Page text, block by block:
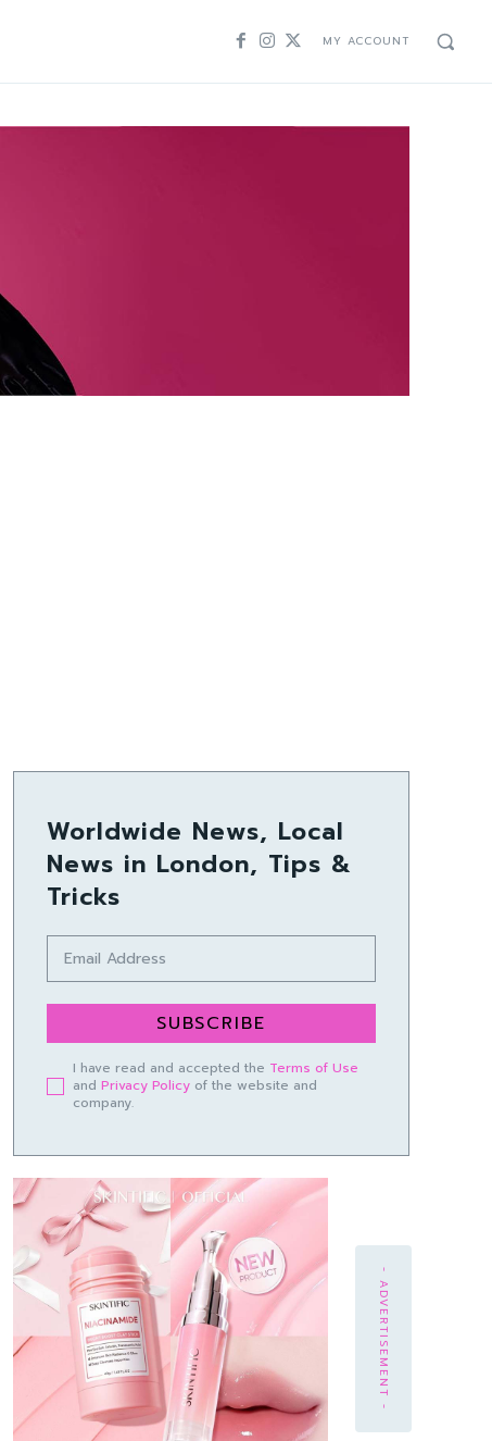
MY ACCOUNT
Worldwide News, Local
News in London, Tips &
Tricks
SUBSCRIBE
I have read and accepted the Terms of Use
and Privacy Policyof the website and
company.
- ADVERTISEMENT -